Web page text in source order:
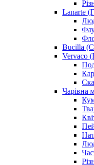
Lanarte
Bucilla
Vervaco
Чарiвна